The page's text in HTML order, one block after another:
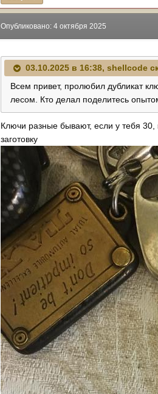
Опубликовано: 4 октября 2025
03.10.2025 в 16:38, shellcode
Всем привет, пролюбил дубликат
лесом. Кто делал поделитесь
Ключи разные бывают, если у тебя 30,
заготовку